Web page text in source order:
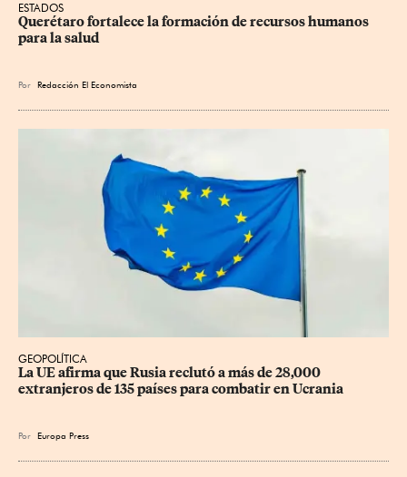
ESTADOS
Querétaro fortalece la formación de recursos humanos
para la salud
Por Redacción El Economista
GEOPOLÍTICA
La UE afirma que Rusia reclutó a más de 28,000
extranjeros de 135 países para combatir en Ucrania
Por Europa Press